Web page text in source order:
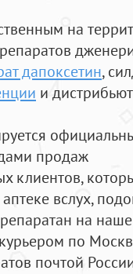
на
дапоксетин,
и
продаж
клиентов,
вслух,
на
по
почтой